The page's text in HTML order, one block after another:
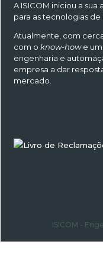
A ISICOM iniciou a
para as tecnologias
Atualmente, com
com oknow-howe
engenharia e
empresa a dar
mercado.
ISICOM -